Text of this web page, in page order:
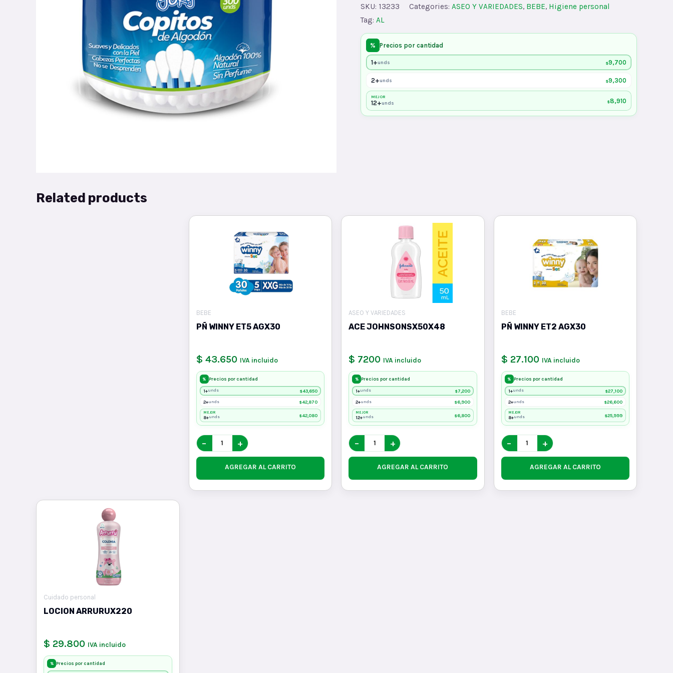
SKU: 13233 Categories: ASEO Y VARIEDADES, BEBE, Higiene personal
Tag: AL
% Precios por cantidad
1+unds $9,700
2+unds $9,300
MEJOR
12+unds $8,910
Related products
BEBE
PÑ WINNY ET5 AGX30
$ 43.650 IVA incluido
% Precios por cantidad
1+unds $43,650
2+unds $42,870
MEJOR
8+unds $42,080
− +
AGREGAR AL CARRITO
ASEO Y VARIEDADES
ACE JOHNSONSX50X48
$ 7200 IVA incluido
% Precios por cantidad
1+unds $7,200
2+unds $6,900
MEJOR
12+unds $6,800
− +
AGREGAR AL CARRITO
BEBE
PÑ WINNY ET2 AGX30
$ 27.100 IVA incluido
% Precios por cantidad
1+unds $27,100
2+unds $26,600
MEJOR
8+unds $25,999
− +
AGREGAR AL CARRITO
Cuidado personal
LOCION ARRURUX220
$ 29.800 IVA incluido
% Precios por cantidad